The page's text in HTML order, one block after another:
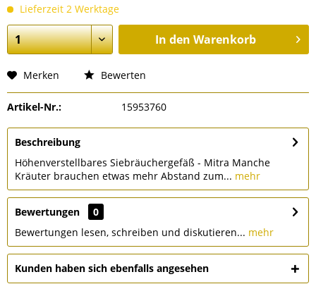
Lieferzeit 2 Werktage
In den Warenkorb
Merken Bewerten
Artikel-Nr.: 15953760
Beschreibung
Höhenverstellbares Siebräuchergefäß - Mitra Manche
Kräuter brauchen etwas mehr Abstand zum... mehr
Bewertungen
0
Bewertungen lesen, schreiben und diskutieren... mehr
Kunden haben sich ebenfalls angesehen